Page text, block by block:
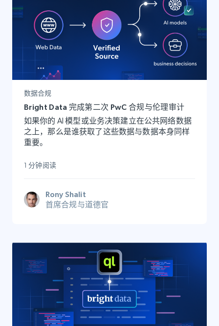
数据合规
Bright Data 完成第二次 PwC 合规与伦理审计
如果你的 AI 模型或业务决策建立在公共网络数据
之上，那么是谁获取了这些数据与数据本身同样
重要。
1 分钟阅读
Rony Shalit
首席合规与道德官